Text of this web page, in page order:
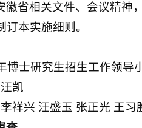
徽省相关文件、会议精神
本实施细则。
博士研究生招生工作领导
凯
祥兴 汪盛玉 张正光 王习